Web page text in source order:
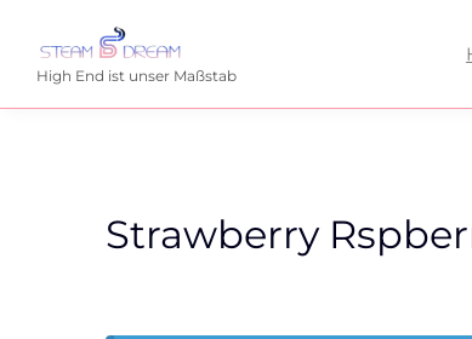
High End ist unser Maßstab
Strawberry